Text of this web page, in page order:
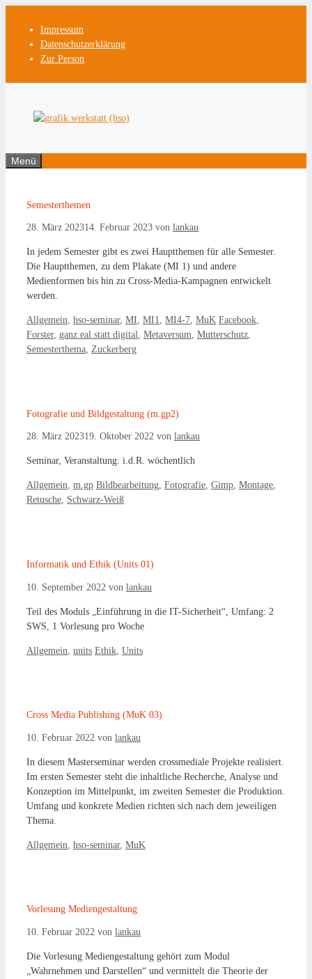
springen
Impressum
Datenschutzerklärung
Zur Person
Menü
Semesterthemen
28. März 202314. Februar 2023 von lankau
In jedem Semester gibt es zwei Hauptthemen für alle Semester.
Die Hauptthemen, zu dem Plakate (MI 1) und andere
Medienformen bis hin zu Cross-Media-Kampagnen entwickelt
werden.
Kategorien
Allgemein, hso-seminar, MI, MI1, MI4-7, MuK Schlagwörter
Facebook,
Forster, ganz eal statt digital, Metaversum, Mutterschutz,
Semesterthema, Zuckerberg
Fotografie und Bildgestaltung (m.gp2)
28. März 202319. Oktober 2022 von lankau
Seminar, Veranstaltung: i.d.R. wöchentlich
Kategorien
Allgemein, m.gp Schlagwörter
Bildbearbeitung, Fotografie, Gimp, Montage,
Retusche, Schwarz-Weiß
Informatik und Ethik (Units 01)
10. September 2022 von lankau
Teil des Moduls „Einführung in die IT-Sicherheit“, Umfang: 2
SWS, 1 Vorlesung pro Woche
Kategorien
Allgemein units Schlagwörter
Ethik Units
Cross Media Publishing (MuK 03)
10. Februar 2022 von lankau
In diesem Masterseminar werden crossmediale Projekte realisiert.
Im ersten Semester steht die inhaltliche Recherche, Analyse und
Konzeption im Mittelpunkt, im zweiten Semester die Produktion.
Umfang und konkrete Medien richten sich nach dem jeweiligen
Thema.
Kategorien
Allgemein hso-seminar, MuK
Vorlesung Mediengestaltung
10. Februar 2022 von lankau
Die Vorlesung Mediengestaltung gehört zum Modul
„Wahrnehmen und Darstellen“ und vermittelt die Theorie der